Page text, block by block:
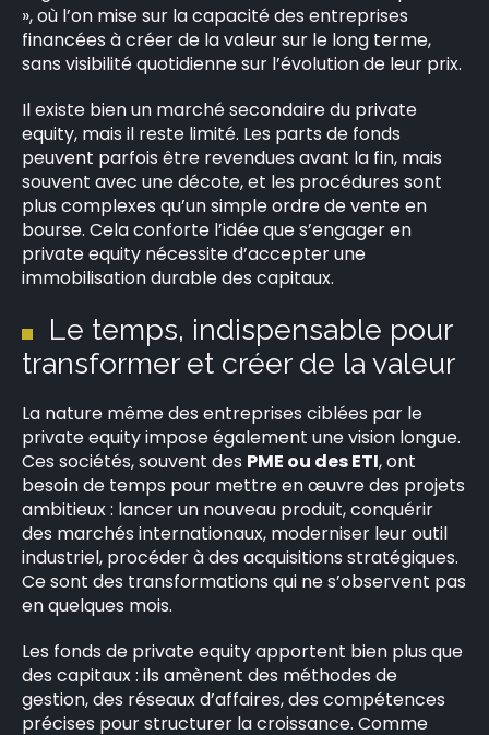
», où l’on mise sur la capacité des entreprises
financées à créer de la valeur sur le long terme,
sans visibilité quotidienne sur l’évolution de leur prix.
Il existe bien un marché secondaire du private
equity, mais il reste limité. Les parts de fonds
peuvent parfois être revendues avant la fin, mais
souvent avec une décote, et les procédures sont
plus complexes qu’un simple ordre de vente en
bourse. Cela conforte l’idée que s’engager en
private equity nécessite d’accepter une
immobilisation durable des capitaux.
Le temps, indispensable pour
transformer et créer de la valeur
La nature même des entreprises ciblées par le
private equity impose également une vision longue.
Ces sociétés, souvent des PME ou des ETI, ont
besoin de temps pour mettre en œuvre des projets
ambitieux : lancer un nouveau produit, conquérir
des marchés internationaux, moderniser leur outil
industriel, procéder à des acquisitions stratégiques.
Ce sont des transformations qui ne s’observent pas
en quelques mois.
Les fonds de private equity apportent bien plus que
des capitaux : ils amènent des méthodes de
gestion, des réseaux d’affaires, des compétences
précises pour structurer la croissance. Comme
×
Rechercher
: